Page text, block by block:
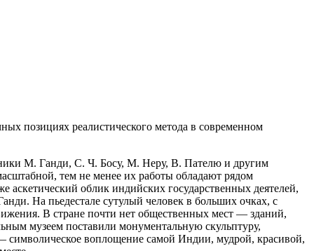
позициях реалистического метода в современном
М. Ганди, С. Ч. Босу, М. Неру, В. Пателю и другим
тем не менее их работы обладают рядом
аскетический облик индийских государственных деятелей,
На пьедестале сутулый человек в больших очках, с
В стране почти нет общественных мест — зданий,
музеем поставили монументальную скульптуру,
воплощение самой Индии, мудрой, красивой,